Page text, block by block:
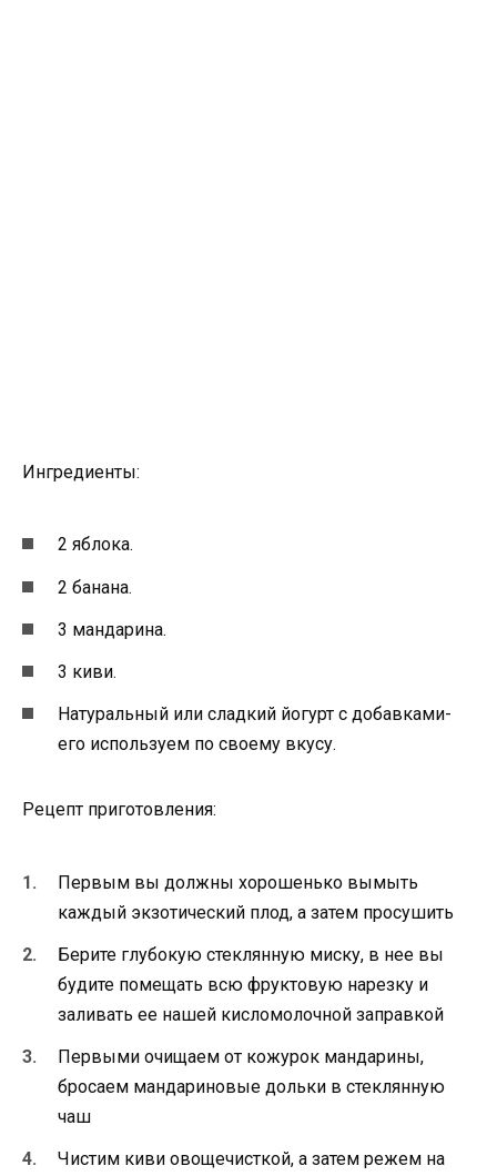
Ингредиенты:
2 яблока.
2 банана.
3 мандарина.
3 киви.
Натуральный или сладкий йогурт с добавками-
его используем по своему вкусу.
Рецепт приготовления:
Первым вы должны хорошенько вымыть
каждый экзотический плод, а затем просушить
Берите глубокую стеклянную миску, в нее вы
будите помещать всю фруктовую нарезку и
заливать ее нашей кисломолочной заправкой
Первыми очищаем от кожурок мандарины,
бросаем мандариновые дольки в стеклянную
чаш
Чистим киви овощечисткой, а затем режем на